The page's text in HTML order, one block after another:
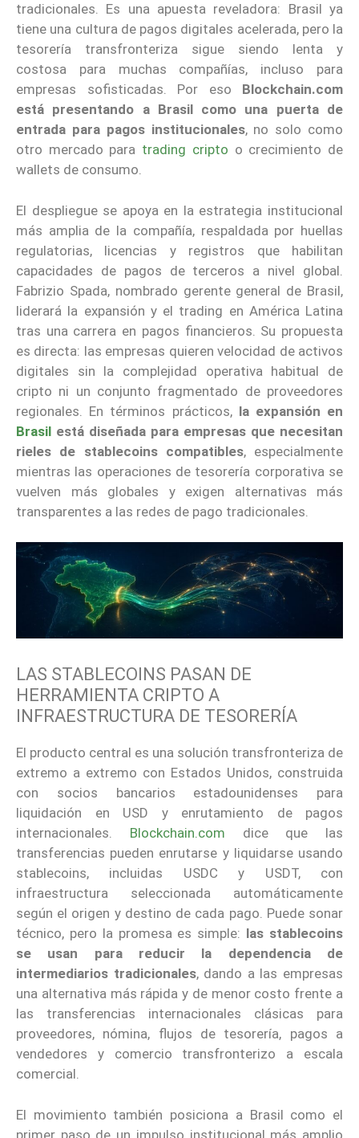
tradicionales. Es una apuesta reveladora: Brasil ya
tiene una cultura de pagos digitales acelerada, pero la
tesorería transfronteriza sigue siendo lenta y
costosa para muchas compañías, incluso para
empresas sofisticadas. Por eso Blockchain.com
está presentando a Brasil como una puerta de
entrada para pagos institucionales, no solo como
otro mercado para trading cripto o crecimiento de
wallets de consumo.
El despliegue se apoya en la estrategia institucional
más amplia de la compañía, respaldada por huellas
regulatorias, licencias y registros que habilitan
capacidades de pagos de terceros a nivel global.
Fabrizio Spada, nombrado gerente general de Brasil,
liderará la expansión y el trading en América Latina
tras una carrera en pagos financieros. Su propuesta
es directa: las empresas quieren velocidad de activos
digitales sin la complejidad operativa habitual de
cripto ni un conjunto fragmentado de proveedores
regionales. En términos prácticos, la expansión en
Brasil está diseñada para empresas que necesitan
rieles de stablecoins compatibles, especialmente
mientras las operaciones de tesorería corporativa se
vuelven más globales y exigen alternativas más
transparentes a las redes de pago tradicionales.
LAS STABLECOINS PASAN DE
HERRAMIENTA CRIPTO A
INFRAESTRUCTURA DE TESORERÍA
El producto central es una solución transfronteriza de
extremo a extremo con Estados Unidos, construida
con socios bancarios estadounidenses para
liquidación en USD y enrutamiento de pagos
internacionales. Blockchain.com dice que las
transferencias pueden enrutarse y liquidarse usando
stablecoins, incluidas USDC y USDT, con
infraestructura seleccionada automáticamente
según el origen y destino de cada pago. Puede sonar
técnico, pero la promesa es simple: las stablecoins
se usan para reducir la dependencia de
intermediarios tradicionales, dando a las empresas
una alternativa más rápida y de menor costo frente a
las transferencias internacionales clásicas para
proveedores, nómina, flujos de tesorería, pagos a
vendedores y comercio transfronterizo a escala
comercial.
El movimiento también posiciona a Brasil como el
primer paso de un impulso institucional más amplio